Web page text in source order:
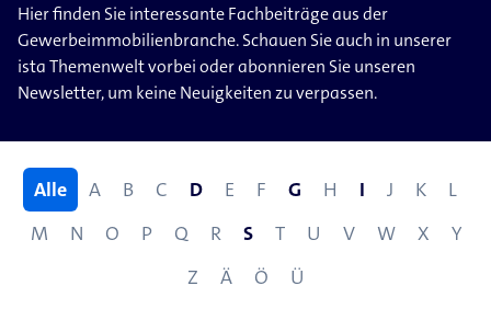
Hier finden Sie interessante Fachbeiträge aus der
Gewerbeimmobilienbranche. Schauen Sie auch in unserer
ista Themenwelt vorbei oder abonnieren Sie unseren
Newsletter, um keine Neuigkeiten zu verpassen.
Alle A B C D E F G H I J K
L
M
N O P Q R S T U V W X
Y
Z
Ä Ö Ü